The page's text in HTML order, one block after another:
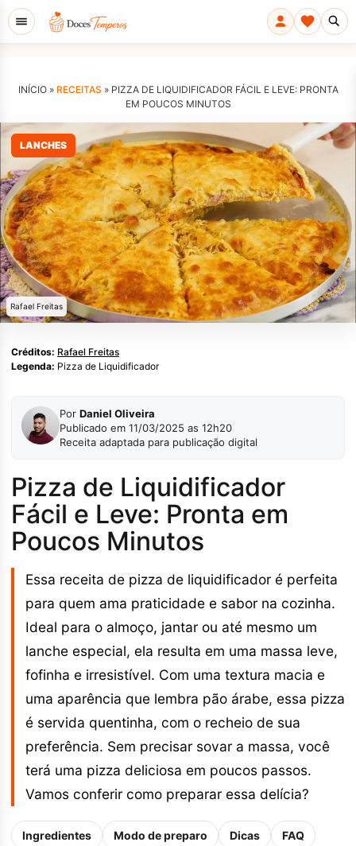
INÍCIO » RECEITAS » PIZZA DE LIQUIDIFICADOR FÁCIL E LEVE: PRONTA
EM POUCOS MINUTOS
LANCHES
Rafael Freitas
Créditos: Rafael Freitas
Legenda: Pizza de Liquidificador
Por Daniel Oliveira
Publicado em 11/03/2025 as 12h20
Receita adaptada para publicação digital
Pizza de Liquidificador
Fácil e Leve: Pronta em
Poucos Minutos
Essa receita de pizza de liquidificador é perfeita
para quem ama praticidade e sabor na cozinha.
Ideal para o almoço, jantar ou até mesmo um
lanche especial, ela resulta em uma massa leve,
fofinha e irresistível. Com uma textura macia e
uma aparência que lembra pão árabe, essa pizza
é servida quentinha, com o recheio de sua
preferência. Sem precisar sovar a massa, você
terá uma pizza deliciosa em poucos passos.
Vamos conferir como preparar essa delícia?
Ingredientes Modo de preparo Dicas FAQ